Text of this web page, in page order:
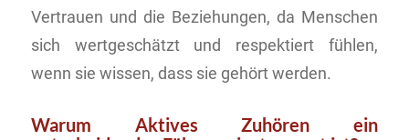
Vertrauen und die Beziehungen, da Menschen
sich wertgeschätzt und respektiert fühlen,
wenn sie wissen, dass sie gehört werden.
Warum Aktives Zuhören ein